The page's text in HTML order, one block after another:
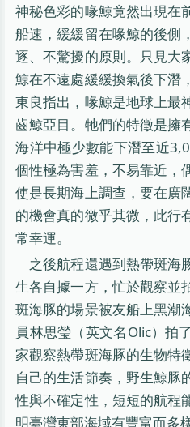
神秘色彩的喙鯨竟然出現在
船速，緩緩留在喙鯨的後側
逐、不驚擾的原則。只見大
鯨在不遠處緩緩換氣後下潛
東良指出，喙鯨是地球上最
齒鯨亞目。牠們的特徵是擁
海洋中極少數能下潛至近
個性極為害羞，不易靠近，
使是長期海上調查，要在廣
的機會真的微乎其微，此行
常幸運。
之後航程還遇到熱帶斑海
生各自據一方，忙於觀察並
斑海豚的場景被友船上黑潮
員林思瑩（英文名Olic）拍
家觀察熱帶斑海豚的生物特
自己的生活節奏，野生鯨豚
性與不確定性，短短的航程
明臺灣東部海域有豐富而多